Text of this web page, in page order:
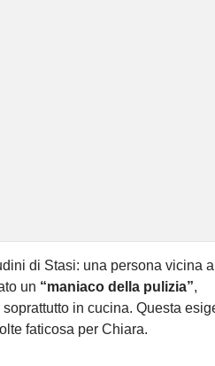
di Stasi: una persona vicina
un “maniaco della pulizia”,
in cucina. Questa
faticosa per Chiara.